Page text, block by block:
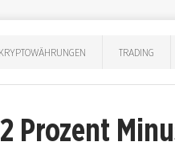
KRYPTOWÄHRUNGEN TRADING
Prozent